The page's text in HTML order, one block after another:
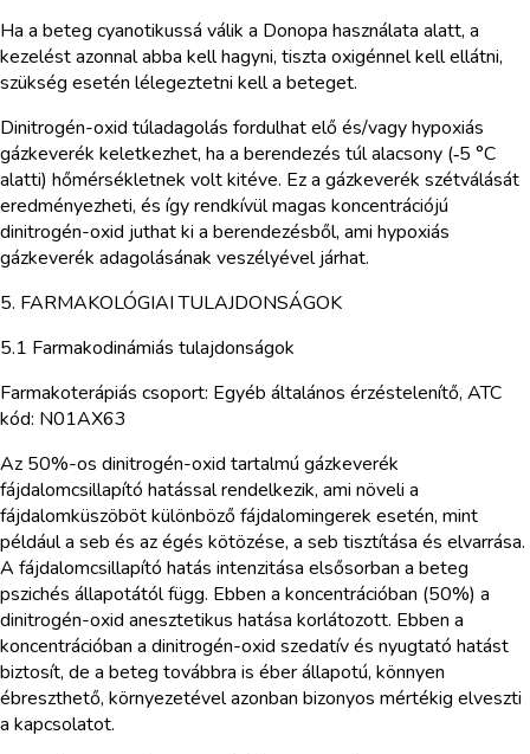
Ha a beteg cyanotikussá válik a Donopa használata alatt, a
kezelést azonnal abba kell hagyni, tiszta oxigénnel kell ellátni,
szükség esetén lélegeztetni kell a beteget.
Dinitrogén-oxid túladagolás fordulhat elő és/vagy hypoxiás
gázkeverék keletkezhet, ha a berendezés túl alacsony (‑5 °C
alatti) hőmérsékletnek volt kitéve. Ez a gázkeverék szétválását
eredményezheti, és így rendkívül magas koncentrációjú
dinitrogén-oxid juthat ki a berendezésből, ami hypoxiás
gázkeverék adagolásának veszélyével járhat.
5. FARMAKOLÓGIAI TULAJDONSÁGOK
5.1 Farmakodinámiás tulajdonságok
Farmakoterápiás csoport: Egyéb általános érzéstelenítő, ATC
kód: N01AX63
Az 50%-os dinitrogén-oxid tartalmú gázkeverék
fájdalomcsillapító hatással rendelkezik, ami növeli a
fájdalomküszöböt különböző fájdalomingerek esetén, mint
például a seb és az égés kötözése, a seb tisztítása és elvarrása.
A fájdalomcsillapító hatás intenzitása elsősorban a beteg
pszichés állapotától függ. Ebben a koncentrációban (50%) a
dinitrogén-oxid anesztetikus hatása korlátozott. Ebben a
koncentrációban a dinitrogén-oxid szedatív és nyugtató hatást
biztosít, de a beteg továbbra is éber állapotú, könnyen
ébreszthető, környezetével azonban bizonyos mértékig elveszti
a kapcsolatot.